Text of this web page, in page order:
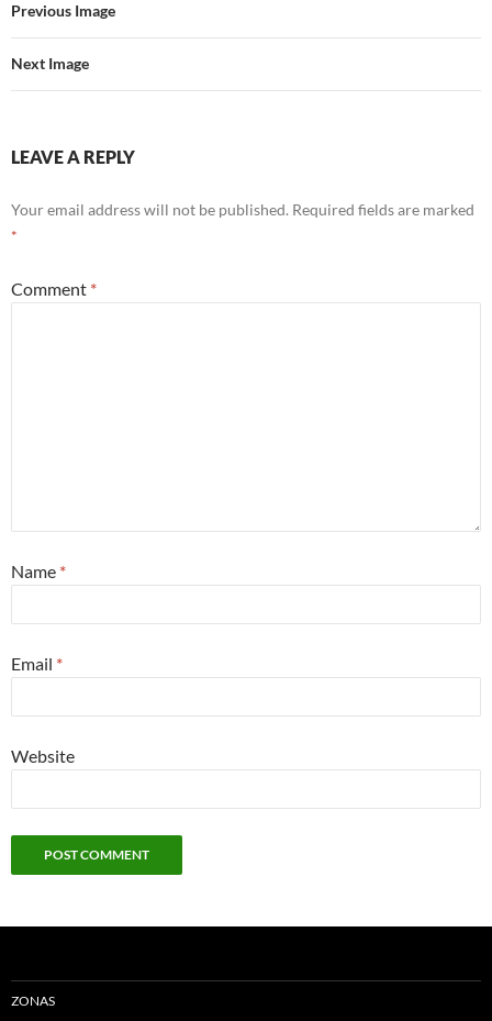
Previous Image
Next Image
LEAVE A REPLY
Your email address will not be published. Required fields are marked
*
Comment *
Name *
Email *
Website
ZONAS